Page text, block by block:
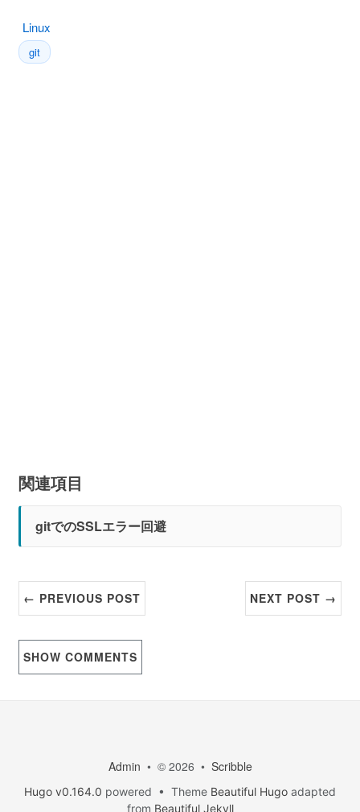
Linux
git
関連項目
gitでのSSLエラー回避
← PREVIOUS POST NEXT POST →
SHOWCOMMENTS
Admin • © 2026 • Scribble
Hugo v0.164.0 powered • Theme Beautiful Hugo adapted
from Beautiful Jekyll